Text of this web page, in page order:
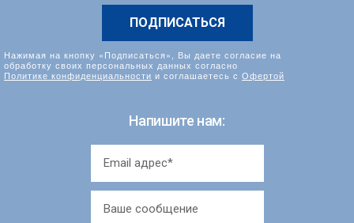
Нажимая на кнопку «Подписаться», Вы даете согласие на
обработку своих персональных данных согласно
Политике конфиденциальности и соглашаетесь с Офертой
Напишите нам: